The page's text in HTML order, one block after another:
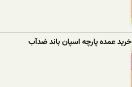
خرید عمده پارچه اسپان باند ضدآب